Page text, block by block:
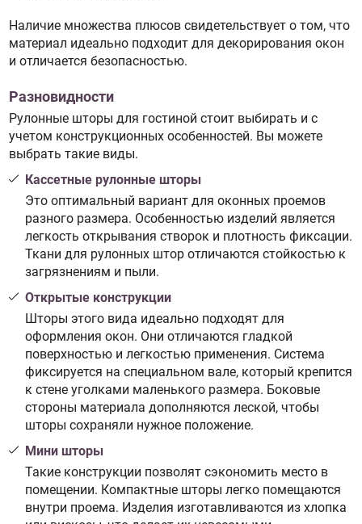
Наличие множества плюсов свидетельствует о том, что
материал идеально подходит для декорирования окон
и отличается безопасностью.
Разновидности
Рулонные шторы для гостиной стоит выбирать и с
учетом конструкционных особенностей. Вы можете
выбрать такие виды.
Кассетные рулонные шторы
Это оптимальный вариант для оконных проемов
разного размера. Особенностью изделий является
легкость открывания створок и плотность фиксации.
Ткани для рулонных штор отличаются стойкостью к
загрязнениям и пыли.
Открытые конструкции
Шторы этого вида идеально подходят для
оформления окон. Они отличаются гладкой
поверхностью и легкостью применения. Система
фиксируется на специальном вале, который крепится
к стене уголками маленького размера. Боковые
стороны материала дополняются леской, чтобы
шторы сохраняли нужное положение.
Мини шторы
Такие конструкции позволят сэкономить место в
помещении. Компактные шторы легко помещаются
внутри проема. Изделия изготавливаются из хлопка